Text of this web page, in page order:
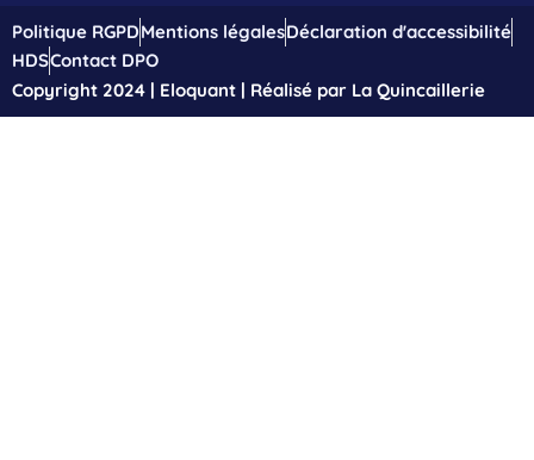
Politique RGPDMentions légalesDéclaration d'accessibilité
HDSContact DPO
Copyright 2024 | Eloquant | Réalisé par La Quincaillerie